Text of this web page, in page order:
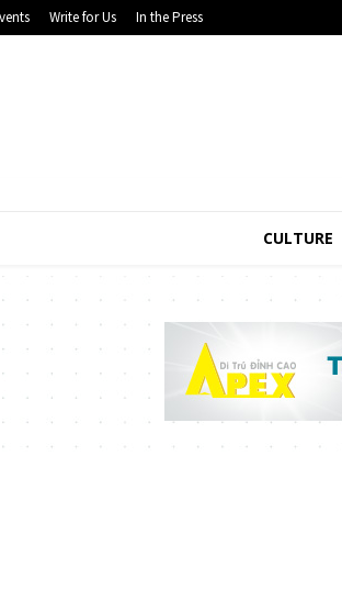
Write for Us In the Press
CULTURE